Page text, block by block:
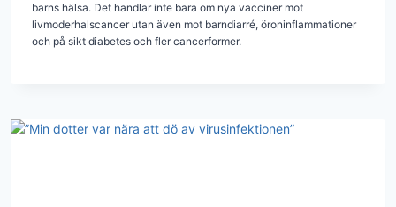
barns hälsa. Det handlar inte bara om nya vacciner mot
livmoderhalscancer utan även mot barndiarré, öroninflammationer
och på sikt diabetes och fler cancerformer.